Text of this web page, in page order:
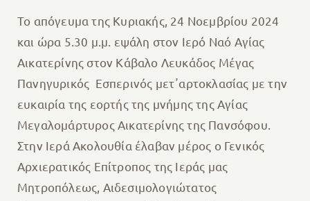
Το απόγευμα της Κυριακής, 24 Νοεμβρίου 2024
και ώρα 5.30 μ.μ. εψάλη στον Ιερό Ναό Αγίας
Αικατερίνης στον Κάβαλο Λευκάδος Μέγας
Πανηγυρικός Εσπερινός μετ᾽αρτοκλασίας με την
ευκαιρία της εορτής της μνήμης της Αγίας
Μεγαλομάρτυρος Αικατερίνης της Πανσόφου.
Στην Ιερά Ακολουθία έλαβαν μέρος ο Γενικός
Αρχιερατικός Επίτροπος της Ιεράς μας
Μητροπόλεως, Αιδεσιμολογιώτατος